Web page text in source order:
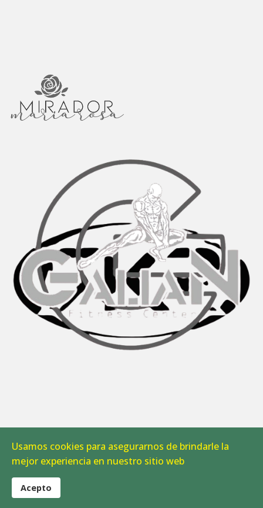
Aviso Legal |Política de Cookies
© 2026 CAB Linares. Todos los derechos reservados.
Usamos cookies para asegurarnos de brindarle la
mejor experiencia en nuestro sitio web
Acepto